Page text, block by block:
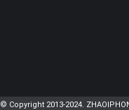
© Copyright 2013-2024.